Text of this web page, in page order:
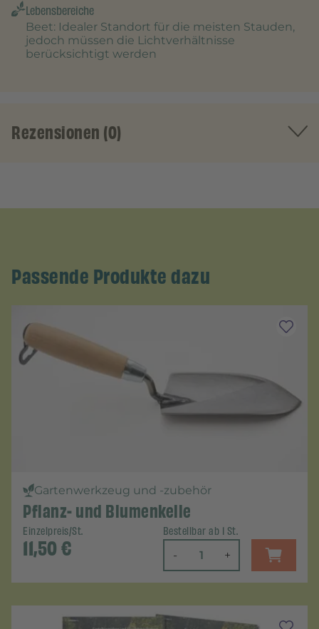
Lebensbereiche
Beet: Idealer Standort für die meisten Stauden,
jedoch müssen die Lichtverhältnisse
berücksichtigt werden
Rezensionen (0)
Passende Produkte dazu
Gartenwerkzeug und -zubehör
Pflanz- und Blumenkelle
Einzelpreis/St.
11,50€
Bestellbar ab 1 St.
- +